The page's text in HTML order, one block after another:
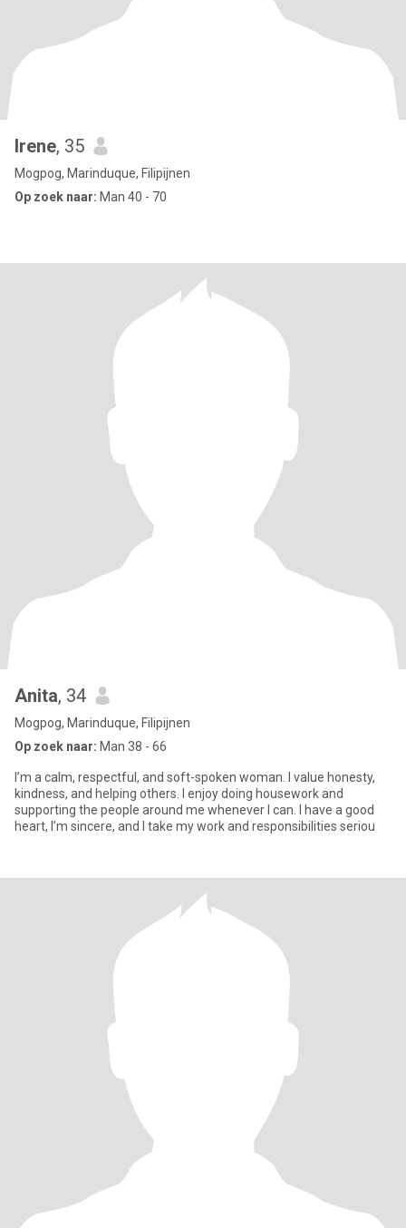
Irene, 35
Mogpog, Marinduque, Filipijnen
Op zoek naar: Man 40 - 70
Anita, 34
Mogpog, Marinduque, Filipijnen
Op zoek naar: Man 38 - 66
I’m a calm, respectful, and soft-spoken woman. I value honesty,
kindness, and helping others. I enjoy doing housework and
supporting the people around me whenever I can. I have a good
heart, I’m sincere, and I take my work and responsibilities seriou